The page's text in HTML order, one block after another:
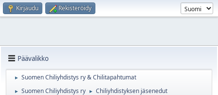
Kirjaudu Rekisteröidy
Päävalikko
► Suomen Chiliyhdistys ry & Chilitapahtumat
► Suomen Chiliyhdistys ry ► Chiliyhdistyksen jäsenedut